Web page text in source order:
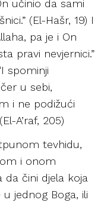
učinio da sami
(El-Hašr, 19) I
pa je i On
pravi nevjernici.”
spominji
u sebi,
i ne podižući
A’raf, 205)
tevhidu,
i onom
čini djela koja
jednog Boga, ili